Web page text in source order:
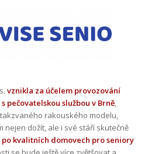
vznikla za účelem provozování
pečovatelskou službou v Brně,
rakouského modelu,
nejen dožít, ale i své stáří skutečně
po kvalitních domovech pro seniory